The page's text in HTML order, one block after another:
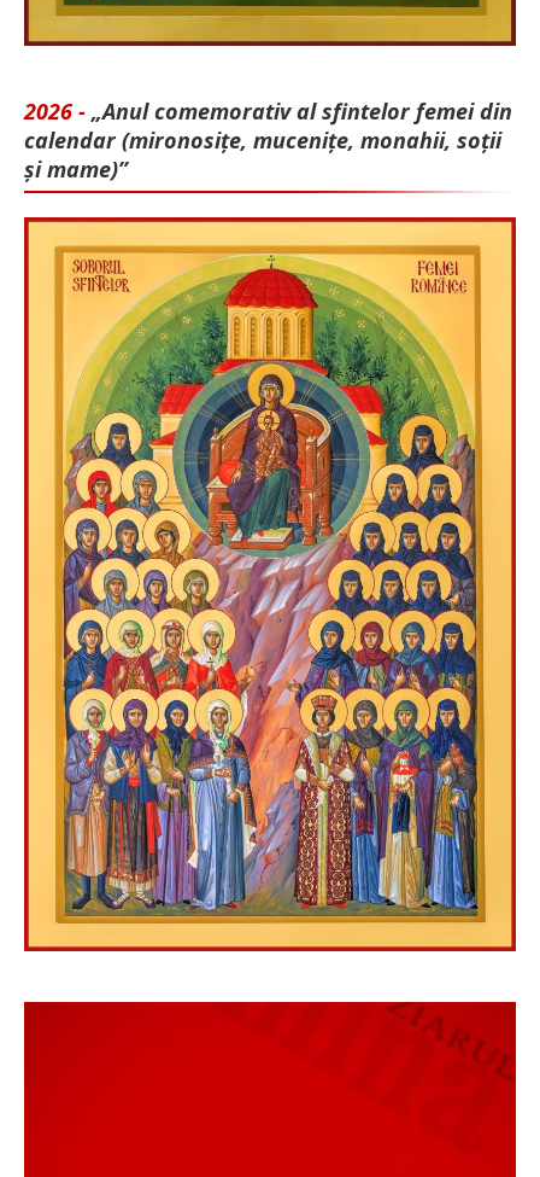
2026 - „Anul comemorativ al sfintelor femei din
calendar (mironosițe, mu­cenițe, monahii, soții
și mame)”